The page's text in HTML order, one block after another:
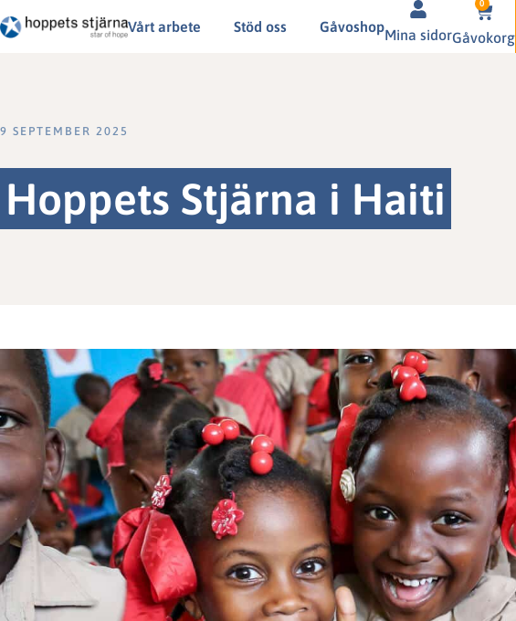
Vårt arbete Stöd oss Gåvoshop
Mina sidor
0
Gåvokorg
9 SEPTEMBER 2025
Hoppets Stjärna i Haiti